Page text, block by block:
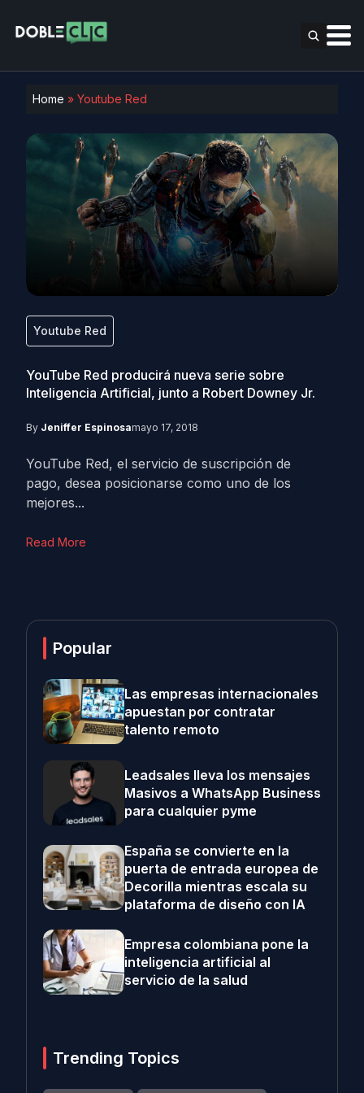
Home » Youtube Red
Youtube Red
YouTube Red producirá nueva serie sobre
Inteligencia Artificial, junto a Robert Downey Jr.
By Jeniffer Espinosamayo 17, 2018
YouTube Red, el servicio de suscripción de
pago, desea posicionarse como uno de los
mejores...
Read More
Popular
Las empresas internacionales
apuestan por contratar
talento remoto
Leadsales lleva los mensajes
Masivos a WhatsApp Business
para cualquier pyme
España se convierte en la
puerta de entrada europea de
Decorilla mientras escala su
plataforma de diseño con IA
Empresa colombiana pone la
inteligencia artificial al
servicio de la salud
Trending Topics